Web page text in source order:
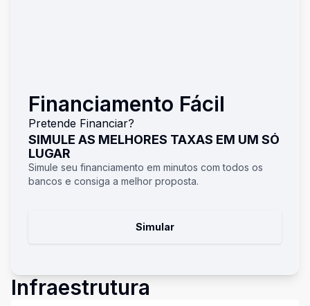
Financiamento Fácil
Pretende Financiar?
SIMULE AS MELHORES TAXAS EM UM SÓ
LUGAR
Simule seu financiamento em minutos com todos os
bancos e consiga a melhor proposta.
Simular
Infraestrutura